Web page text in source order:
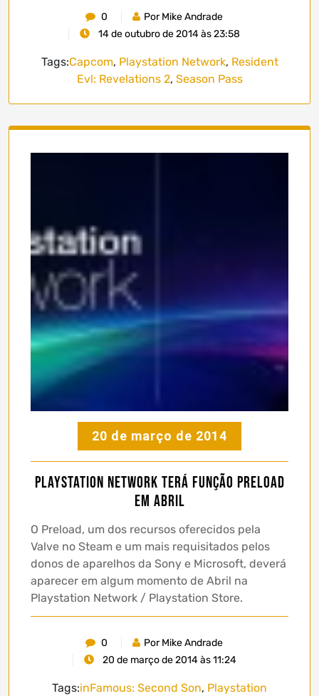
0
Por Mike Andrade
14 de outubro de 2014 às 23:58
Tags:Capcom, Playstation Network, Resident
Evl: Revelations 2, Season Pass
20 de março de 2014
Playstation Network terá função Preload
em Abril
O Preload, um dos recursos oferecidos pela
Valve no Steam e um mais requisitados pelos
donos de aparelhos da Sony e Microsoft, deverá
aparecer em algum momento de Abril na
Playstation Network / Playstation Store.
0
Por Mike Andrade
20 de março de 2014 às 11:24
Tags:inFamous: Second Son, Playstation